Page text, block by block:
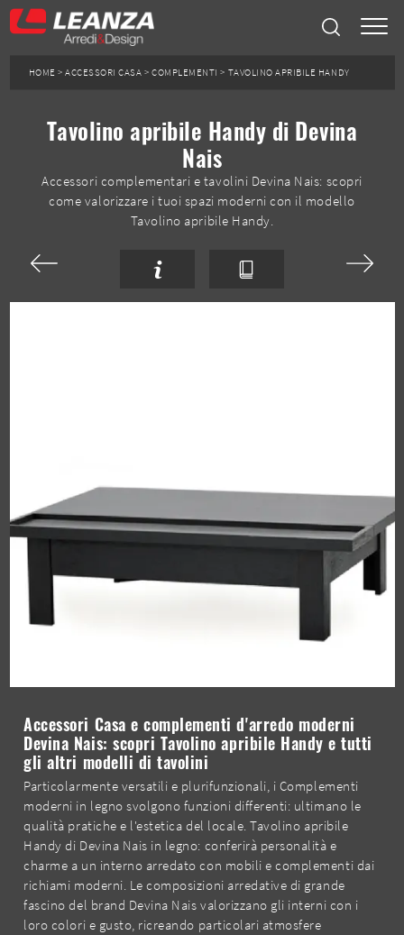
HOME >ACCESSORI CASA >COMPLEMENTI > TAVOLINO APRIBILE HANDY
Tavolino apribile Handy di Devina
Nais
Accessori complementari e tavolini Devina Nais: scopri
come valorizzare i tuoi spazi moderni con il modello
Tavolino apribile Handy.
Accessori Casa e complementi d'arredo moderni
Devina Nais: scopri Tavolino apribile Handy e tutti
gli altri modelli di tavolini
Particolarmente versatili e plurifunzionali, i Complementi
moderni in legno svolgono funzioni differenti: ultimano le
qualità pratiche e l'estetica del locale. Tavolino apribile
Handy di Devina Nais in legno: conferirà personalità e
charme a un interno arredato con mobili e complementi dai
richiami moderni. Le composizioni arredative di grande
fascino del brand Devina Nais valorizzano gli interni con i
loro colori e gusto, ricreando particolari atmosfere